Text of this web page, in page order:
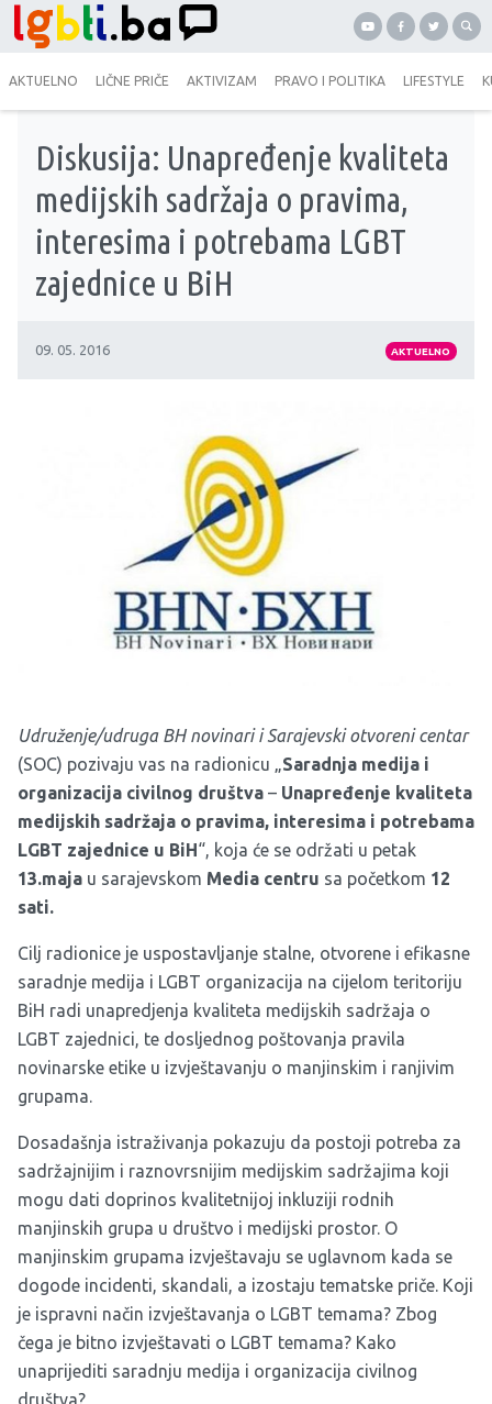
AKTUELNO LIČNE PRIČE AKTIVIZAM PRAVO I POLITIKA LIFESTYLE
Diskusija: Unapređenje kvaliteta
medijskih sadržaja o pravima,
interesima i potrebama LGBT
zajednice u BiH
09. 05. 2016 AKTUELNO
Udruženje/udruga BH novinari i Sarajevski otvoreni centar
(SOC) pozivaju vas na radionicu „Saradnja medija i
organizacija civilnog društva – Unapređenje kvaliteta
medijskih sadržaja o pravima, interesima i potrebama
LGBT zajednice u BiH“, koja će se održati u petak
13.maja u sarajevskom Media centru sa početkom 12
sati.
Cilj radionice je uspostavljanje stalne, otvorene i efikasne
saradnje medija i LGBT organizacija na cijelom teritoriju
BiH radi unapredjenja kvaliteta medijskih sadržaja o
LGBT zajednici, te dosljednog poštovanja pravila
novinarske etike u izvještavanju o manjinskim i ranjivim
grupama.
Dosadašnja istraživanja pokazuju da postoji potreba za
sadržajnijim i raznovrsnijim medijskim sadržajima koji
mogu dati doprinos kvalitetnijoj inkluziji rodnih
manjinskih grupa u društvo i medijski prostor. O
manjinskim grupama izvještavaju se uglavnom kada se
dogode incidenti, skandali, a izostaju tematske priče. Koji
je ispravni način izvještavanja o LGBT temama? Zbog
čega je bitno izvještavati o LGBT temama? Kako
unaprijediti saradnju medija i organizacija civilnog
društva?